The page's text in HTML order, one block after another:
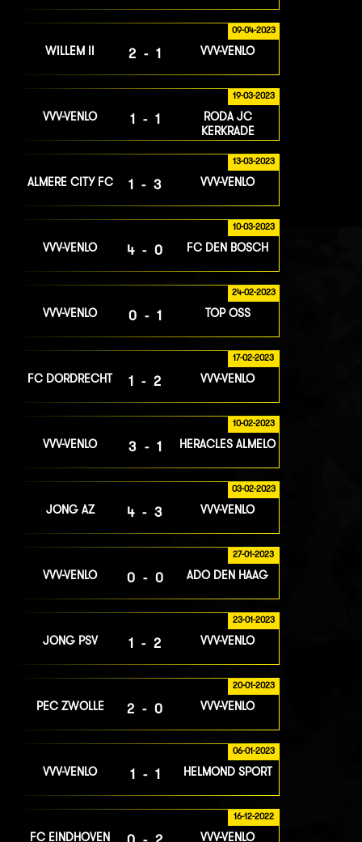
09-04-2023
WILLEM II 2-1 VVV-VENLO
19-03-2023
VVV-VENLO 1-1
RODA JC
KERKRADE
13-03-2023
ALMERE CITY FC 1-3 VVV-VENLO
10-03-2023
VVV-VENLO 4-0 FC DEN BOSCH
24-02-2023
VVV-VENLO 0-1 TOP OSS
17-02-2023
FC DORDRECHT 1-2 VVV-VENLO
10-02-2023
VVV-VENLO 3-1 HERACLES ALMELO
03-02-2023
JONG AZ 4-3 VVV-VENLO
27-01-2023
VVV-VENLO 0-0 ADO DEN HAAG
23-01-2023
JONG PSV 1-2 VVV-VENLO
20-01-2023
PEC ZWOLLE 2-0 VVV-VENLO
06-01-2023
VVV-VENLO 1-1 HELMOND SPORT
16-12-2022
FC EINDHOVEN VVV-VENLO